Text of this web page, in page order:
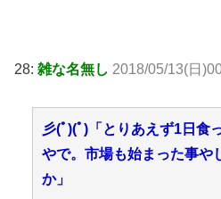
28: 雑な名無し 2018/05/13(日
彡(ﾟ)(ﾟ)「とりあえず1日食
やで。市場も始まった事や
か」